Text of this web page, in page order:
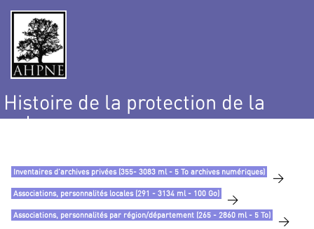
Histoire de la protection de la
nature
Inventaires d’archives privées (355- 3083 ml - 5 To archives numériques) >
Associations, personnalités locales (291 - 3134 ml - 100 Go) >
Associations, personnalités par région/département (265 - 2860 ml - 5 To) >